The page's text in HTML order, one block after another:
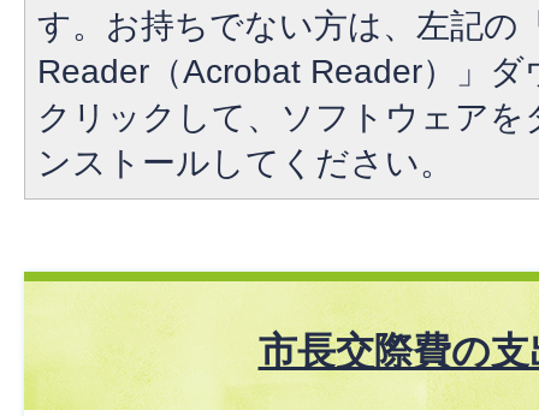
す。お持ちでない方は、左記の
Reader（Acrobat Reader）」
クリックして、ソフトウェア
ンストールしてください。
市長交際費の支